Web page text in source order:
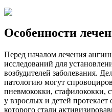
Особенности
Перед началом лечения
исследований для
возбудителей заболевания.
патологию могут
пневмококки, стафилококки,
у взрослых и детей
которого стали